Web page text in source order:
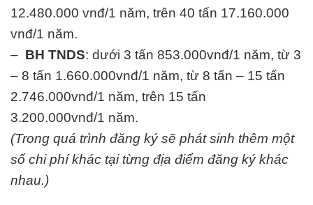
12.480.000 vnđ/1 năm, trên 40 tấn 17.160.000
vnđ/1 năm.
– BH TNDS: dưới 3 tấn 853.000vnđ/1 năm, từ 3
– 8 tấn 1.660.000vnđ/1 năm, từ 8 tấn – 15 tấn
2.746.000vnđ/1 năm, trên 15 tấn
3.200.000vnđ/1 năm.
(Trong quá trình đăng ký sẽ phát sinh thêm một
số chi phí khác tại từng địa điểm đăng ký khác
nhau.)